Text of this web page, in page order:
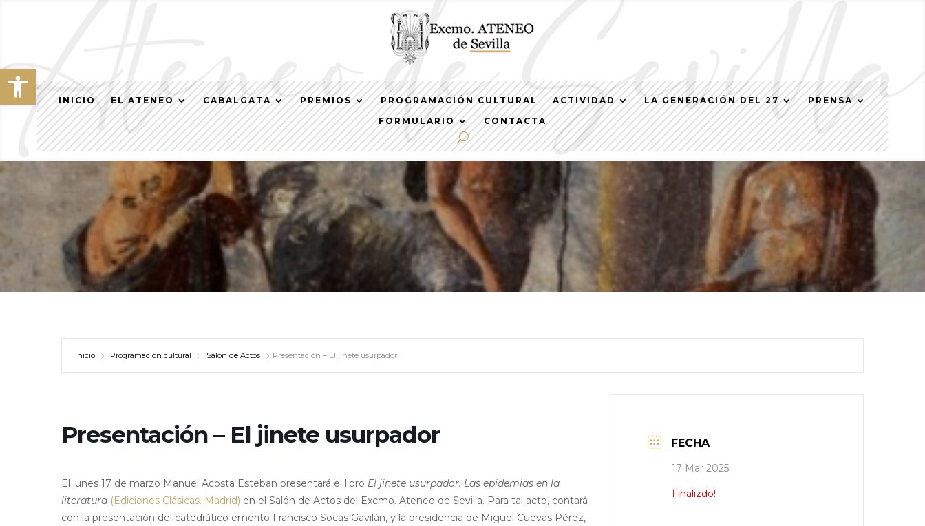
Abrir barra de herramientas
INICIO EL ATENEO CABALGATA PREMIOS PROGRAMACIÓN CULTURAL ACTIVIDAD LA GENERACIÓN DEL 27
PRENSA
FORMULARIO
CONTACTA
Inicio Programación cultural Salón de Actos Presentación – El jinete usurpador
Presentación – El jinete usurpador
El lunes 17 de marzo Manuel Acosta Esteban presentará el libro El jinete usurpador. Las epidemias en la
literatura (Ediciones Clásicas. Madrid) en el Salón de Actos del Excmo. Ateneo de Sevilla. Para tal acto, contará
con la presentación del catedrático emérito Francisco Socas Gavilán, y la presidencia de Miguel Cuevas Pérez,
FECHA
17 Mar 2025
Finalizdo!